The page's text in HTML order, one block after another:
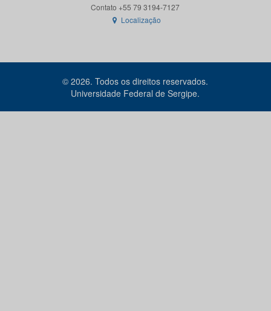
Localização
© 2026. Todos os direitos reservados.
Universidade Federal de Sergipe.